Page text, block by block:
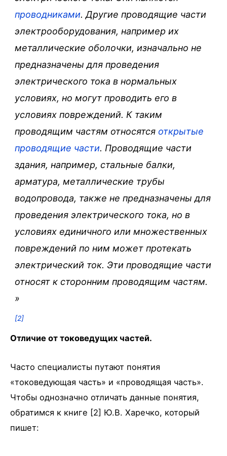
проводниками. Другие проводящие части
электрооборудования, например их
металлические оболочки, изначально не
предназначены для проведения
электрического тока в нормальных
условиях, но могут проводить его в
условиях повреждений. К таким
проводящим частям относятся открытые
проводящие части. Проводящие части
здания, например, стальные балки,
арматура, металлические трубы
водопровода, также не предназначены для
проведения электрического тока, но в
условиях единичного или множественных
повреждений по ним может протекать
электрический ток. Эти проводящие части
относят к сторонним проводящим частям.
»
[2]
Отличие от токоведущих частей.
Часто специалисты путают понятия
«токоведующая часть» и «проводящая часть».
Чтобы однозначно отличать данные понятия,
обратимся к книге [2] Ю.В. Харечко, который
пишет: